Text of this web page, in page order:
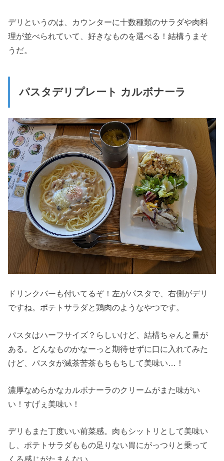
デリというのは、カウンターに十数種類のサラダや肉料
理が並べられていて、好きなものを選べる！結構うまそ
うだ。
パスタデリプレート カルボナーラ
ドリンクバーも付いてるぞ！左がパスタで、右側がデリ
ですね。ポテトサラダと鶏肉のようなやつです。
パスタはハーフサイズ？らしいけど、結構ちゃんと量が
ある。どんなものかなーっと期待せずに口に入れてみた
けど、パスタが滅茶苦茶もちもちして美味い…！
濃厚なめらかなカルボナーラのクリームがまた味がい
い！すげぇ美味い！
デリもまた丁度いい前菜感。肉もシットリとして美味い
し、ポテトサラダももの足りない胃にがっつりと乗って
くる感じがたまんない。